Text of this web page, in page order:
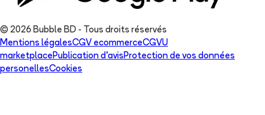
© 2026 Bubble BD - Tous droits réservés
Mentions légalesCGV ecommerceCGVU
marketplacePublication d'avisProtection de vos données
personellesCookies